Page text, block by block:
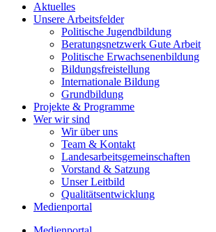
Aktuelles
Unsere Arbeitsfelder
Politische Jugendbildung
Beratungsnetzwerk Gute Arbeit
Politische Erwachsenenbildung
Bildungsfreistellung
Internationale Bildung
Grundbildung
Projekte & Programme
Wer wir sind
Wir über uns
Team & Kontakt
Landesarbeitsgemeinschaften
Vorstand & Satzung
Unser Leitbild
Qualitätsentwicklung
Medienportal